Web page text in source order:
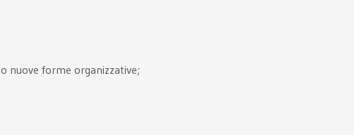
nuove forme organizzative;